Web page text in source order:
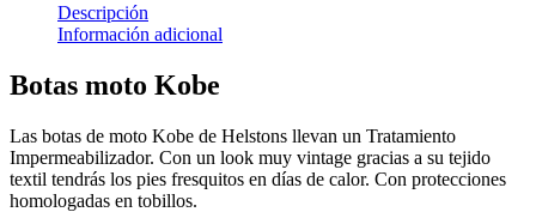
Descripción
Información adicional
Botas moto Kobe
Las botas de moto Kobe de Helstons llevan un Tratamiento
Impermeabilizador. Con un look muy vintage gracias a su tejido
textil tendrás los pies fresquitos en días de calor. Con protecciones
homologadas en tobillos.